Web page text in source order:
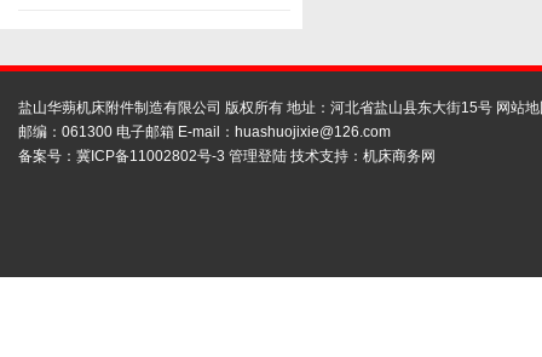
盐山华蒴机床附件制造有限公司 版权所有 地址：河北省盐山县东大街15号 网站
邮编：061300 电子邮箱 E-mail： huashuojixie@126.com
备案号： 冀ICP备11002802号-3 管理登陆 技术支持： 机床商务网